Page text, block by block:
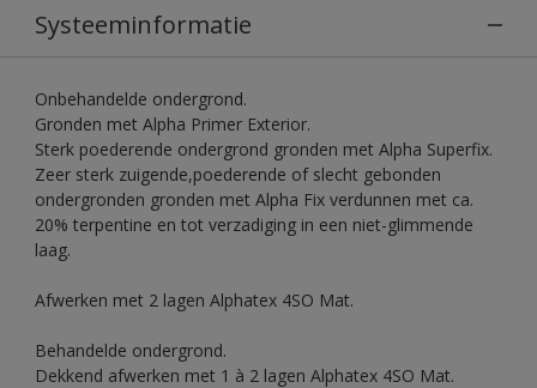
Systeeminformatie
Onbehandelde ondergrond.
Gronden met Alpha Primer Exterior.
Sterk poederende ondergrond gronden met Alpha Superfix.
Zeer sterk zuigende,poederende of slecht gebonden
ondergronden gronden met Alpha Fix verdunnen met ca.
20% terpentine en tot verzadiging in een niet-glimmende
laag.
Afwerken met 2 lagen Alphatex 4SO Mat.
Behandelde ondergrond.
Dekkend afwerken met 1 à 2 lagen Alphatex 4SO Mat.